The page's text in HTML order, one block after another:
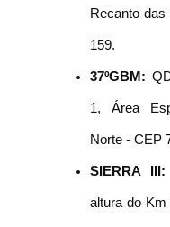
Recanto
159.
37ºGBM:
1, Área
Norte ‐ CEP
SIERRA III:
altura do